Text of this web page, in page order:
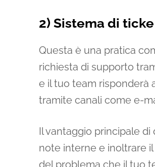
2) Sistema di
Questa è una pratica
richiesta di supporto
e il tuo team risponderà
tramite canali come e-
Il vantaggio principale
note interne e inoltrare